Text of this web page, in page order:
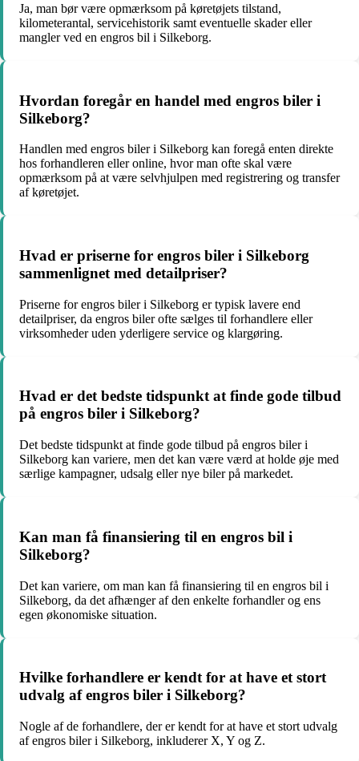
Ja, man bør være opmærksom på køretøjets tilstand,
kilometerantal, servicehistorik samt eventuelle skader eller
mangler ved en engros bil i Silkeborg.
Hvordan foregår en handel med engros biler i
Silkeborg?
Handlen med engros biler i Silkeborg kan foregå enten direkte
hos forhandleren eller online, hvor man ofte skal være
opmærksom på at være selvhjulpen med registrering og transfer
af køretøjet.
Hvad er priserne for engros biler i Silkeborg
sammenlignet med detailpriser?
Priserne for engros biler i Silkeborg er typisk lavere end
detailpriser, da engros biler ofte sælges til forhandlere eller
virksomheder uden yderligere service og klargøring.
Hvad er det bedste tidspunkt at finde gode tilbud
på engros biler i Silkeborg?
Det bedste tidspunkt at finde gode tilbud på engros biler i
Silkeborg kan variere, men det kan være værd at holde øje med
særlige kampagner, udsalg eller nye biler på markedet.
Kan man få finansiering til en engros bil i
Silkeborg?
Det kan variere, om man kan få finansiering til en engros bil i
Silkeborg, da det afhænger af den enkelte forhandler og ens
egen økonomiske situation.
Hvilke forhandlere er kendt for at have et stort
udvalg af engros biler i Silkeborg?
Nogle af de forhandlere, der er kendt for at have et stort udvalg
af engros biler i Silkeborg, inkluderer X, Y og Z.